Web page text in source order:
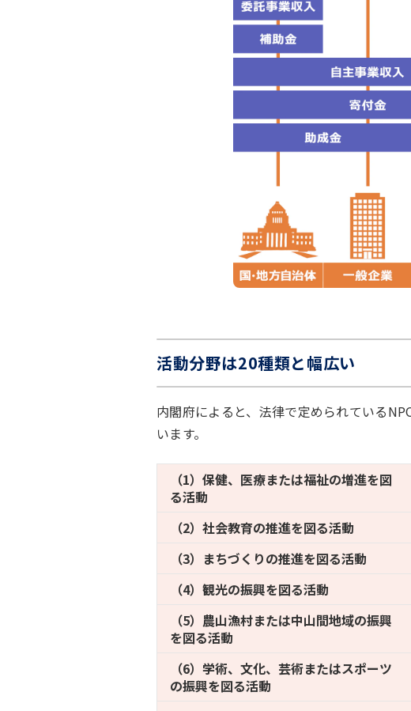
活動分野は20種類と幅広い
内閣府によると、法律で定められている
います。
（1）保健、医療または福祉の増進を図
る活動
（2）社会教育の推進を図る活動
（3）まちづくりの推進を図る活動
（4）観光の振興を図る活動
（5）農山漁村または中山間地域の振興
を図る活動
（6）学術、文化、芸術またはスポーツ
の振興を図る活動